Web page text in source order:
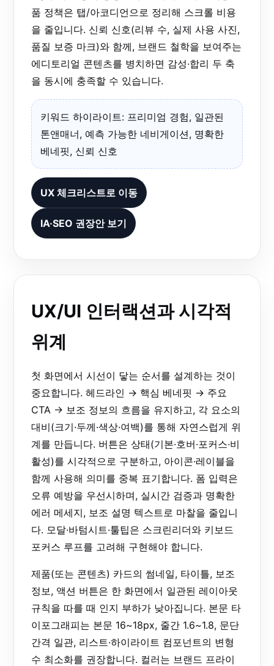
품 정책은 탭/아코디언으로 정리해 스크롤 비용
을 줄입니다. 신뢰 신호(리뷰 수, 실제 사용 사진,
품질 보증 마크)와 함께, 브랜드 철학을 보여주는
에디토리얼 콘텐츠를 병치하면 감성·합리 두 축
을 동시에 충족할 수 있습니다.
키워드 하이라이트: 프리미엄 경험, 일관된
톤앤매너, 예측 가능한 네비게이션, 명확한
베네핏, 신뢰 신호
UX 체크리스트로 이동
IA·SEO 권장안 보기
UX/UI 인터랙션과 시각적
위계
첫 화면에서 시선이 닿는 순서를 설계하는 것이
중요합니다. 헤드라인 → 핵심 베네핏 → 주요
CTA → 보조 정보의 흐름을 유지하고, 각 요소의
대비(크기·두께·색상·여백)를 통해 자연스럽게 위
계를 만듭니다. 버튼은 상태(기본·호버·포커스·비
활성)를 시각적으로 구분하고, 아이콘·레이블을
함께 사용해 의미를 중복 표기합니다. 폼 입력은
오류 예방을 우선시하며, 실시간 검증과 명확한
에러 메세지, 보조 설명 텍스트로 마찰을 줄입니
다. 모달·바텀시트·툴팁은 스크린리더와 키보드
포커스 루프를 고려해 구현해야 합니다.
제품(또는 콘텐츠) 카드의 썸네일, 타이틀, 보조
정보, 액션 버튼은 한 화면에서 일관된 레이아웃
규칙을 따를 때 인지 부하가 낮아집니다. 본문 타
이포그래피는 본문 16~18px, 줄간 1.6~1.8, 문단
간격 일관, 리스트·하이라이트 컴포넌트의 변형
수 최소화를 권장합니다. 컬러는 브랜드 프라이